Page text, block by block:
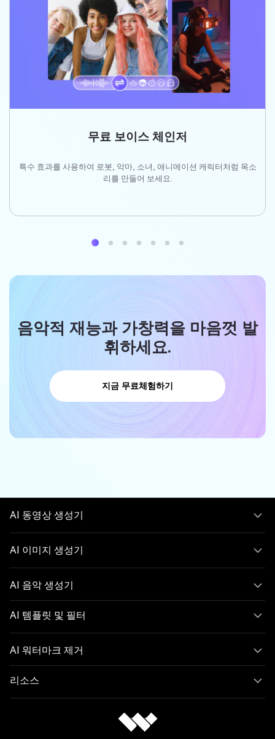
무료 보이스 체인저
특수 효과를 사용하여 로봇, 악마, 소녀, 애니메이션 캐릭터처럼 목소
리를 만들어 보세요.
음악적 재능과 가창력을 마음껏 발
휘하세요.
지금 무료체험하기
AI 동영상 생성기
AI 이미지 생성기
AI 음악 생성기
AI 템플릿 및 필터
AI 워터마크 제거
리소스